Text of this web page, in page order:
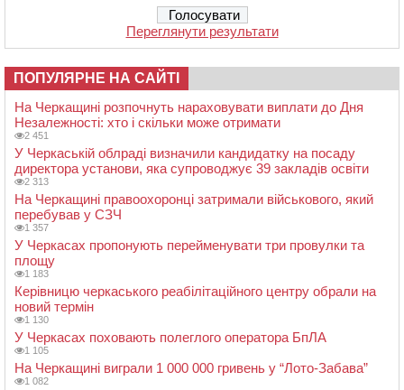
Переглянути результати
ПОПУЛЯРНЕ НА САЙТІ
На Черкащині розпочнуть нараховувати виплати до Дня
Незалежності: хто і скільки може отримати
2 451
У Черкаській облраді визначили кандидатку на посаду
директора установи, яка супроводжує 39 закладів освіти
2 313
На Черкащині правоохоронці затримали військового, який
перебував у СЗЧ
1 357
У Черкасах пропонують перейменувати три провулки та
площу
1 183
Керівницю черкаського реабілітаційного центру обрали на
новий термін
1 130
У Черкасах поховають полеглого оператора БпЛА
1 105
На Черкащині виграли 1 000 000 гривень у “Лото-Забава”
1 082